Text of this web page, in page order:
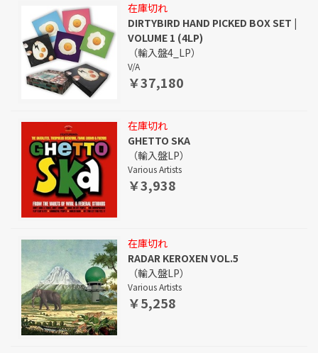
在庫切れ
DIRTYBIRD HAND PICKED BOX SET |
VOLUME 1 (4LP)
（輸入盤4_LP）
V/A
￥37,180
在庫切れ
GHETTO SKA
（輸入盤LP）
Various Artists
￥3,938
在庫切れ
RADAR KEROXEN VOL.5
（輸入盤LP）
Various Artists
￥5,258